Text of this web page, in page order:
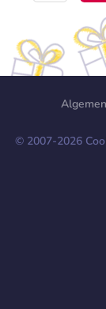
© 2007-2026